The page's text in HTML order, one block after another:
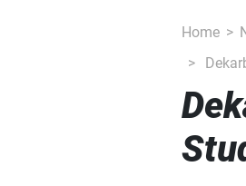
Home